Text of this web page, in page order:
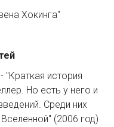
Хокинга"
"Краткая история
Но есть у него и
Среди них
(2006 год)